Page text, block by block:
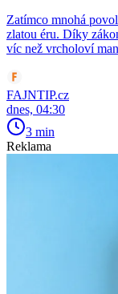
Zatímco mnohá
zlatou éru. Díky
víc než vrcholoví
FAJNTIP.cz
dnes, 04:30
3 min
Reklama